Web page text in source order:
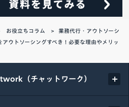
お役立ちコラム
業務代行・アウトソーシ
アウトソーシングすべき！必要な理由やメリッ
（チャットワーク）